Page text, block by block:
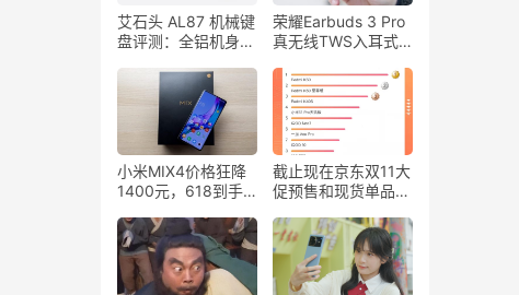
艾石头 AL87 机械键
盘评测：全铝机身，
范，超静音轴体！
荣耀Earbuds 3 Pro
真无线TWS入耳式
降噪 体温监测 双连
接 无线快充！
小米MIX4价格狂降
1400元，618到手
免息！
截止现在京东双11大
促预售和现货单品的